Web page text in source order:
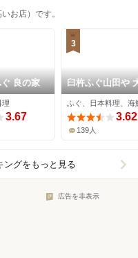
お店）です。
良の家
理
3.67
3
臼杵ふぐ山田や
都町店
ふぐ、日本料理、海
3.62
139人
ングをもっと見る
広告を非表示